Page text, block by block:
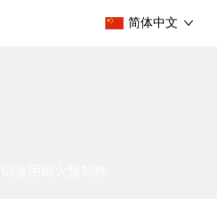
简体中文